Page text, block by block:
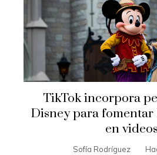
TikTok incorpora
Disney para
en videos
Sofía Rodríguez